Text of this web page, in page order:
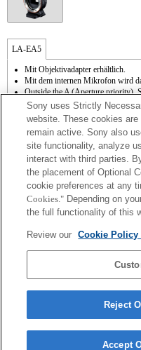
LA-EA5
Mit Objektivadapter erhältlich.
Mit dem internen Mikrofon wird
Outside the A (Aperture priority),
shutter speed and the aperture
Die Funktion [Objektivkomp.]
Abhängig von den
ungleichmäßig sein. Setzen Sie
Wenn Sie das A-Mount-Objektiv
Unterstützung nicht automatisch
können das Bild vergrößern,
"MF-Unterstützung" in den "Key-
Touch-Auslöser funktioniert nicht.
3-Achsen-Bildstabilisierung
dieser Funktion auf ein Motiv zu
oder das Motiv sich an den Ecken
Sony uses Strictly
website. These cookies
remain active. Sony also
site functionality, analyze
interact with third parties.
the placement of Optional
cookie preferences at any
Cookies." Depending on
the full functionality of this
Review our Cookie Policy
Reject
Accept